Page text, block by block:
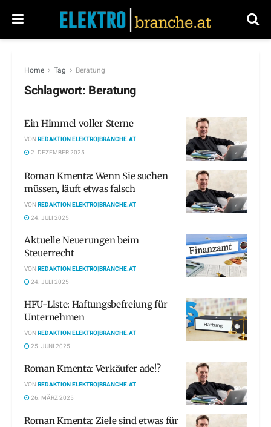
Home Tag Beratung
Schlagwort: Beratung
Ein Himmel voller Sterne
VONREDAKTION ELEKTRO|BRANCHE.AT
2. DEZEMBER 2025
Roman Kmenta: Wenn Sie suchen
müssen, läuft etwas falsch
VONREDAKTION ELEKTRO|BRANCHE.AT
24. JULI 2025
Aktuelle Neuerungen beim
Steuerrecht
VONREDAKTION ELEKTRO|BRANCHE.AT
24. JULI 2025
HFU-Liste: Haftungsbefreiung für
Unternehmen
VONREDAKTION ELEKTRO|BRANCHE.AT
25. JUNI 2025
Roman Kmenta: Verkäufer ade!?
VONREDAKTION ELEKTRO|BRANCHE.AT
26. MÄRZ 2025
Roman Kmenta: Ziele sind etwas für